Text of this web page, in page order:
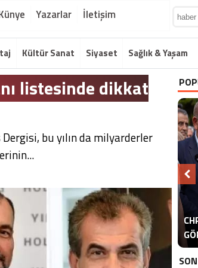
Yazarlar İletişim
Kültür Sanat Siyaset Sağlık & Yaşam
listesinde dikkat
bu yılın da milyarderler